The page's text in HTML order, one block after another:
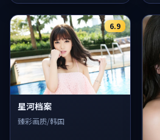
6.9
星河档案
臻彩画质/韩国